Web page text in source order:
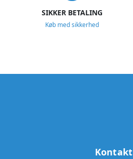
SIKKER BETALING
Køb med sikkerhed
Kontakt